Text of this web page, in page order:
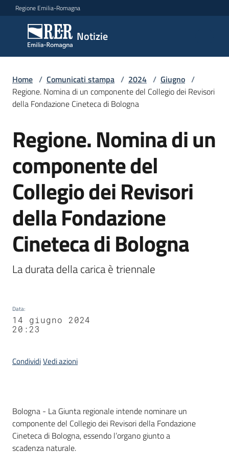
Vai al contenuto
Vai alla navigazione
Vai al footer
Regione Emilia-Romagna
Notizie
Notizie
Comunicati
stampa
Menu selezionato
un
comunicato
Risorse
Agenzia
di
e
Seguici
Home / Comunicati stampa / 2024 / Giugno /
Regione. Nomina di un componente del Collegio dei Revisori
della Fondazione Cineteca di Bologna
Salta al contenuto
Regione. Nomina di un
componente del
Collegio dei Revisori
della Fondazione
Cineteca di Bologna
La durata della carica è triennale
Data:
14 giugno 2024
20:23
CondividiVedi azioni
Contenuto
Bologna - La Giunta regionale intende nominare un
componente del Collegio dei Revisori della Fondazione
Cineteca di Bologna, essendo l’organo giunto a
scadenza naturale.